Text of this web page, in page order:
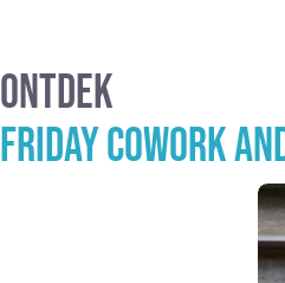
ONTDEK
FRIDAY COWORK